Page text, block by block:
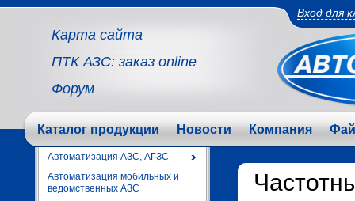
Карта сайта
ПТК АЗС: заказ online
Форум
Вход для
Каталог продукции Новости Компания
Автоматизация АЗС, АГЗС
Автоматизация мобильных и
ведомственных АЗС